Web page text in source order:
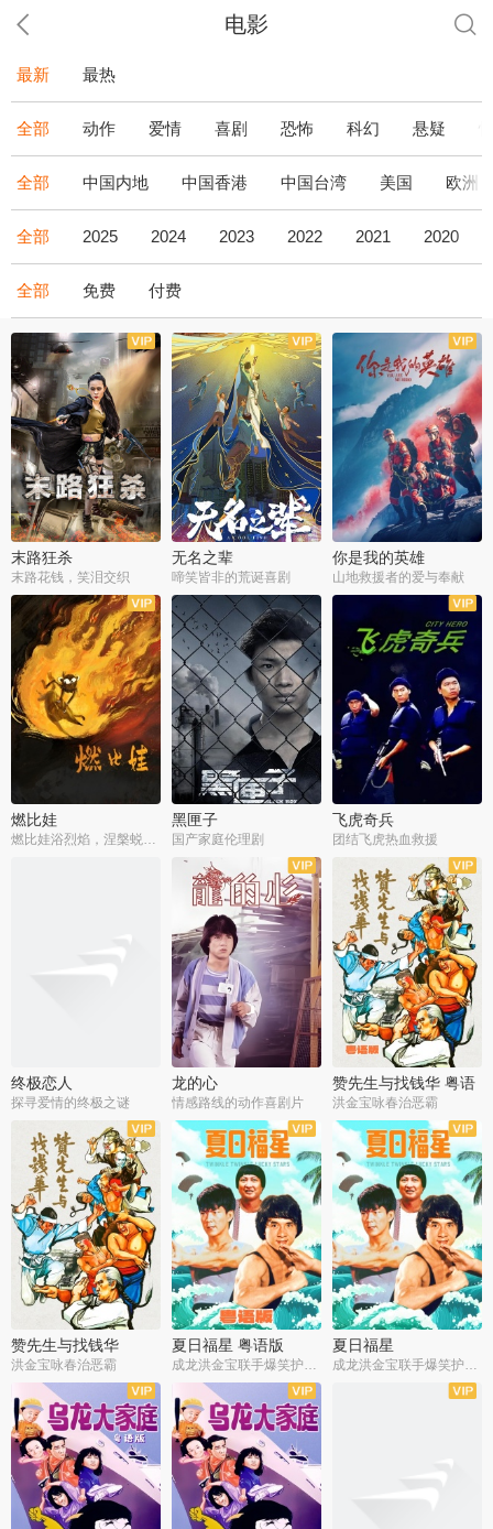
电影
最新 最热
全部 动作 爱情 喜剧 恐怖 科幻 悬疑
全部 中国内地 中国香港 中国台湾 美国 欧洲
全部 2025 2024 2023 2022 2021 2020
全部 免费 付费
末路狂杀
末路花钱，笑泪交织
无名之辈
啼笑皆非的荒诞喜剧
你是我的英雄
山地救援者的爱与奉献
燃比娃
燃比娃浴烈焰，涅槃蜕变成人
黑匣子
国产家庭伦理剧
飞虎奇兵
团结飞虎热血救援
终极恋人
探寻爱情的终极之谜
龙的心
情感路线的动作喜剧片
赞先生与找钱华 粤语
版
洪金宝咏春治恶霸
赞先生与找钱华
洪金宝咏春治恶霸
夏日福星 粤语版
成龙洪金宝联手爆笑护美女
夏日福星
成龙洪金宝联手爆笑护美女